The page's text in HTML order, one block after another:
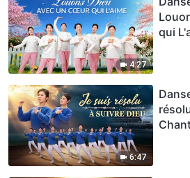
4:27
qui
6:47